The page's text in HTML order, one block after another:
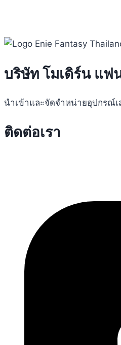
บริษัท โมเดิร์น แฟ
นำเข้าและจัดจำหน่ายอุปกรณ์เ
ติดต่อเรา